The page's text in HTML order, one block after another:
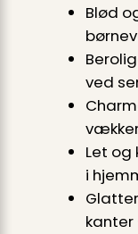
Blød
ved
Let
i